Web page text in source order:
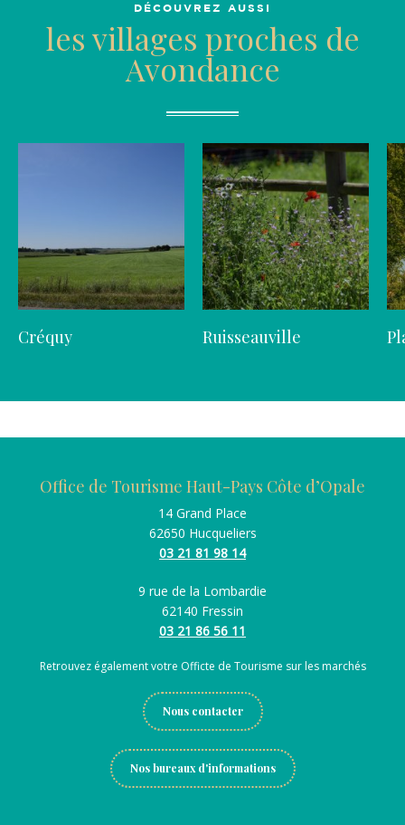
Créquy Ruisseauville
DÉCOUVREZ AUSSI
les villages proches de
Avondance
Office de Tourisme Haut-Pays Côte d’Opale
14 Grand Place
62650 Hucqueliers
03 21 81 98 14
9 rue de la Lombardie
62140 Fressin
03 21 86 56 11
Retrouvez également votre Officte de Tourisme sur les marchés
Nous contacter
Nos bureaux d'informations